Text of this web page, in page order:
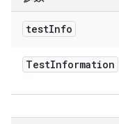
testInfo
TestInformation